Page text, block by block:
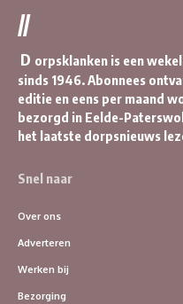
//
D orpsklanken is een
sinds 1946. Abonnees
editie en eens per maand
bezorgd in Eelde-
het laatste dorpsnieuws
Snel naar
Over ons
Adverteren
Werken bij
Bezorging